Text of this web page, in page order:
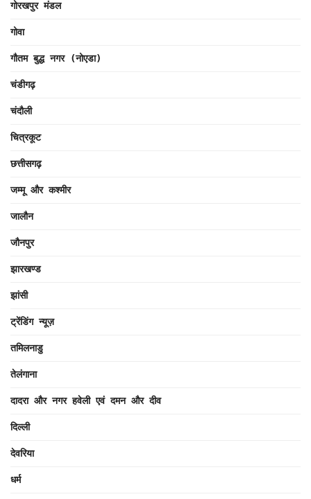
गोरखपुर मंडल
गोवा
गौतम बुद्ध नगर (नोएडा)
चंडीगढ़
चंदौली
चित्रकूट
छत्तीसगढ़
जम्मू और कश्मीर
जालौन
जौनपुर
झारखण्ड
झांसी
ट्रेंडिंग न्यूज़
तमिलनाडु
तेलंगाना
दादरा और नगर हवेली एवं दमन और दीव
दिल्ली
देवरिया
धर्म